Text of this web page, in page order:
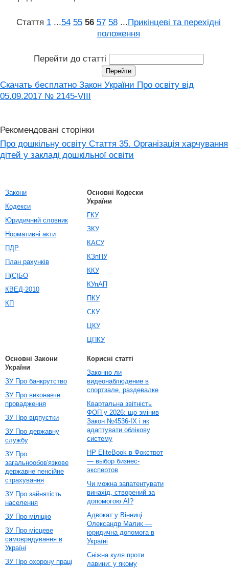
Стаття 1 ...54 55 56 57 58 ...Прикінцеві та перехідні
положення
Перейти до статті
Скачать бесплатно Закон України Про освіту від
05.09.2017 № 2145-VIII
Рекомендовані сторінки
Про дошкільну освіту Стаття 35. Організація харчування
дітей у закладі дошкільної освіти
Закони
Кодекси
Юридичний словник
Нормативні акти
ПДР
План рахунків
П(С)БО
КВЕД-2010
КП
Основні Кодески
України
ГКУ
ЗКУ
КАСУ
КЗпПУ
ККУ
КУпАП
ПКУ
СКУ
ЦКУ
ЦПКУ
Основні Закони
України
ЗУ Про банкрутство
ЗУ Про виконавче
провадження
ЗУ Про відпустки
ЗУ Про державну
службу
ЗУ Про
загальнообов'язкове
державне пенсійне
страхування
ЗУ Про зайнятість
населення
ЗУ Про міліцію
ЗУ Про місцеве
самоврядування в
Україні
ЗУ Про охорону праці
Корисні статті
Законно ли
видеонаблюдение в
спортзале, раздевалке
Квартальна звітність
ФОП у 2026: що змінив
Закон №4536-IX і як
адаптувати облікову
систему
HP EliteBook в Фокстрот
— выбор бизнес-
экспертов
Чи можна запатентувати
винахід, створений за
допомогою AI?
Адвокат у Вінниці
Олександр Малик —
юридична допомога в
Україні
Сніжна куля проти
лавини: у якому